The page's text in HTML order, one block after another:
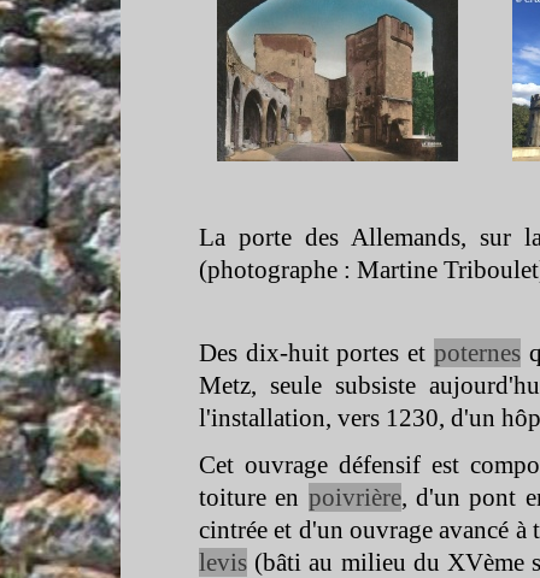
La porte des Allemands, sur
(photographe : Martine
Des dix-huit portes et poternes
Metz, seule subsiste
l'installation, vers 1230, d'un
Cet ouvrage défensif est
toiture en poivrière, d'un pont
cintrée et d'un ouvrage avancé
levis (bâti au milieu du XVème